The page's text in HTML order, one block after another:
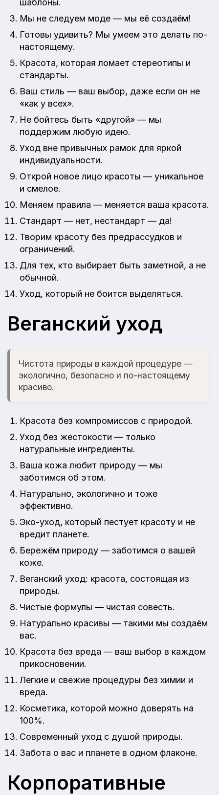
шаблоны.
Мы не следуем моде — мы её создаём!
Готовы удивить? Мы умеем это делать по-
настоящему.
Красота, которая ломает стереотипы и
стандарты.
Ваш стиль — ваш выбор, даже если он не
«как у всех».
Не бойтесь быть «другой» — мы
поддержим любую идею.
Уход вне привычных рамок для яркой
индивидуальности.
Открой новое лицо красоты — уникальное
и смелое.
Меняем правила — меняется ваша красота.
Стандарт — нет, нестандарт — да!
Творим красоту без предрассудков и
ограничений.
Для тех, кто выбирает быть заметной, а не
обычной.
Уход, который не боится выделяться.
Веганский уход
Чистота природы в каждой процедуре —
экологично, безопасно и по-настоящему
красиво.
Красота без компромиссов с природой.
Уход без жестокости — только
натуральные ингредиенты.
Ваша кожа любит природу — мы
заботимся об этом.
Натурально, экологично и тоже
эффективно.
Эко-уход, который пестует красоту и не
вредит планете.
Бережём природу — заботимся о вашей
коже.
Веганский уход: красота, состоящая из
природы.
Чистые формулы — чистая совесть.
Натурально красивы — такими мы создаём
вас.
Красота без вреда — ваш выбор в каждом
прикосновении.
Легкие и свежие процедуры без химии и
вреда.
Косметика, которой можно доверять на
100%.
Современный уход с душой природы.
Забота о вас и планете в одном флаконе.
Корпоративные